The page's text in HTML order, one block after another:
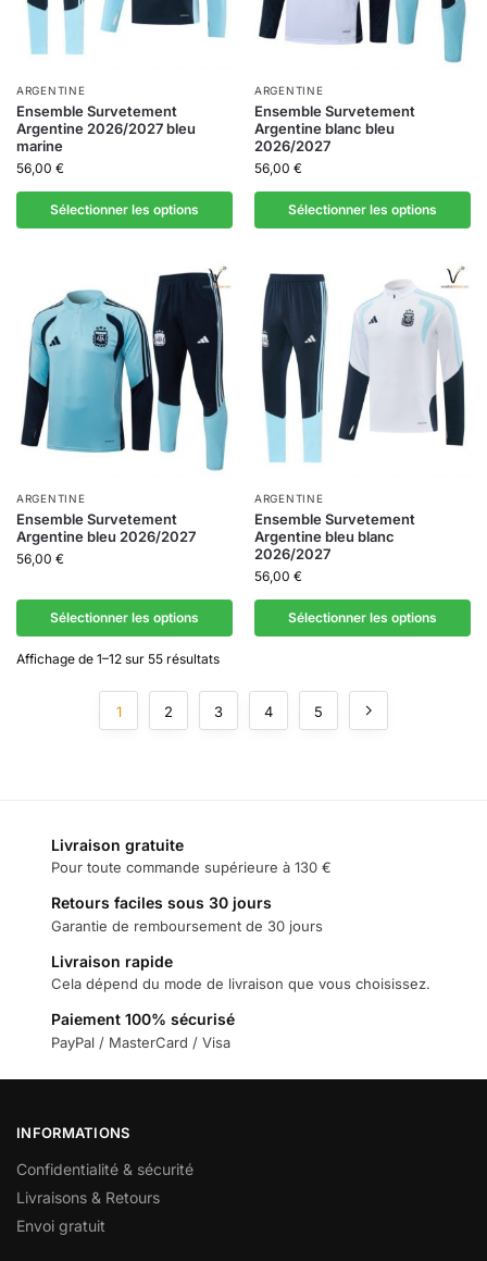
ARGENTINE
Ensemble Survetement
Argentine 2026/2027 bleu
marine
56,00 €
Sélectionner les options
ARGENTINE
Ensemble Survetement
Argentine blanc bleu
2026/2027
56,00 €
Sélectionner les options
ARGENTINE
Ensemble Survetement
Argentine bleu 2026/2027
56,00 €
Sélectionner les options
ARGENTINE
Ensemble Survetement
Argentine bleu blanc
2026/2027
56,00 €
Sélectionner les options
Affichage de 1–12 sur 55 résultats
1 2 3 4 5
Livraison gratuite
Pour toute commande supérieure à 130 €
Retours faciles sous 30 jours
Garantie de remboursement de 30 jours
Livraison rapide
Cela dépend du mode de livraison que vous choisissez.
Paiement 100% sécurisé
PayPal / MasterCard / Visa
INFORMATIONS
Confidentialité & sécurité
Livraisons & Retours
Envoi gratuit